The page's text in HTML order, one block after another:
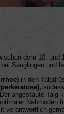
dem 10. und
Säuglingen und
in den
angestaute Talg
Nährboden
verantwortlich